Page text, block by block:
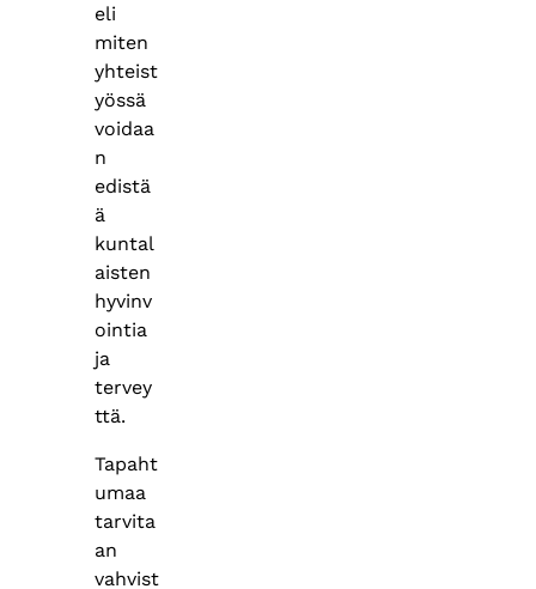
eli
miten
yhteist
yössä
voidaa
n
edistä
ä
kuntal
aisten
hyvinv
ointia
ja
tervey
ttä.
Tapaht
umaa
tarvita
an
vahvist